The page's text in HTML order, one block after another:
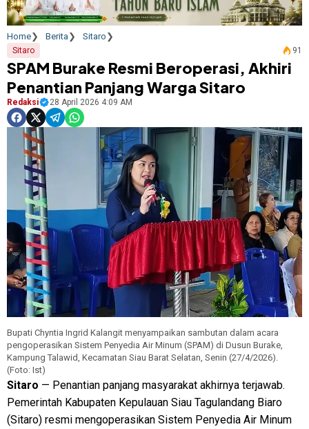
Home Berita Sitaro
Sitaro 91
SPAM Burake Resmi Beroperasi, Akhiri
Penantian Panjang Warga Sitaro
Redaksi 28 April 2026 4:09 AM
Bupati Chyntia Ingrid Kalangit menyampaikan sambutan dalam acara
pengoperasikan Sistem Penyedia Air Minum (SPAM) di Dusun Burake,
Kampung Talawid, Kecamatan Siau Barat Selatan, Senin (27/4/2026).
(Foto: Ist)
Sitaro — Penantian panjang masyarakat akhirnya terjawab.
Pemerintah Kabupaten Kepulauan Siau Tagulandang Biaro
(Sitaro) resmi mengoperasikan Sistem Penyedia Air Minum